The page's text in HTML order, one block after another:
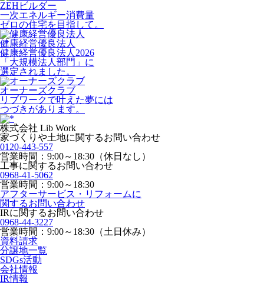
ZEHビルダー
一次エネルギー消費量
ゼロの住宅を目指して。
健康経営優良法人
健康経営優良法人2026
「大規模法人部門」に
選定されました。
オーナーズクラブ
リブワークで叶えた夢には
つづきがあります。
株式会社 Lib Work
家づくりや土地に関するお問い合わせ
0120-443-557
営業時間：9:00～18:30（休日なし）
工事に関するお問い合わせ
0968-41-5062
営業時間：9:00～18:30
アフターサービス・リフォームに
関するお問い合わせ
IRに関するお問い合わせ
0968-44-3227
営業時間：9:00～18:30（土日休み）
資料請求
分譲地一覧
SDGs活動
会社情報
IR情報